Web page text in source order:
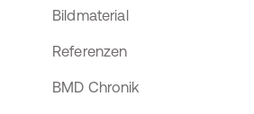
Bildmaterial
Referenzen
BMD Chronik